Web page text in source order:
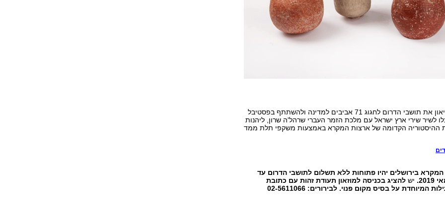
מזמין המוזיאון את תושבי הדרום לחגוג 71 אביבים למדינה ולהשתתף בפסטיבל
לשיר שירי ארץ ישראל עם מלכת הזמר העברי שרהל'ה שרון, ליהנות
ההיסטוריה הקדומה של ארצות המקרא באמצעות משקפי תלת ממד
המקרא בירושלים יהיו פתוחות ללא תשלום לתושבי הדרום עד
יש להציג בכניסה למוזאון תעודת זהות עם כתובת
על בסיס מקום פנוי. לבירורים: 02-5611066